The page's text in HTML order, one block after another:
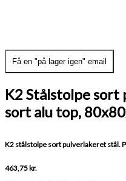
K2 Stålstolpe
sort alu top,
463,75 kr.
K2 stålstolpe sort pulverlakeret stål.
Få en "på lager igen" email